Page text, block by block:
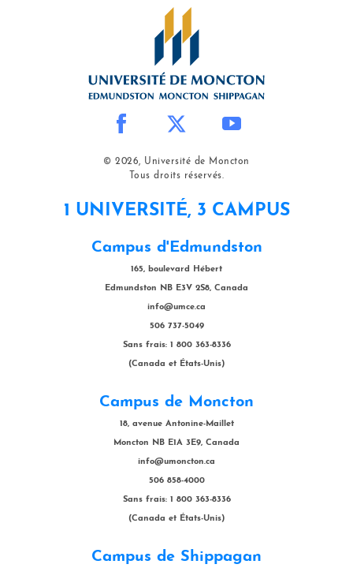
© 2026, Université de Moncton
Tous droits réservés.
1 UNIVERSITÉ, 3 CAMPUS
Campus d'Edmundston
165, boulevard Hébert
Edmundston NB E3V 2S8, Canada
info@umce.ca
506 737-5049
Sans frais: 1 800 363-8336
(Canada et États-Unis)
Campus de Moncton
18, avenue Antonine-Maillet
Moncton NB E1A 3E9, Canada
info@umoncton.ca
506 858-4000
Sans frais: 1 800 363-8336
(Canada et États-Unis)
Campus de Shippagan